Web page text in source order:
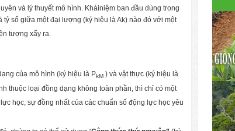
và lý thuyết mô hình. Kháiniệm ban đầu dùng trong
tỷ số giữa một đại lượng (ký hiệu là Ak) nào đó với một
tượng xẩy ra.
của mô hình (ký hiệu là PkM ) và vật thực (ký hiệu là
thuộc loại đồng dạng không toàn phần, thì chỉ có một
học, sự đồng nhất của các chuẩn số động lực học yêu